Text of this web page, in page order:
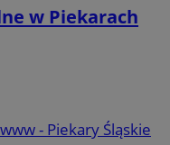
w Piekarach
- Piekary Śląskie